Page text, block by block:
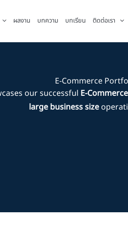
ผลงาน บทความ บทเรียน ติดต่อเรา
E-Commerce
our successful E-Commerce
large business size